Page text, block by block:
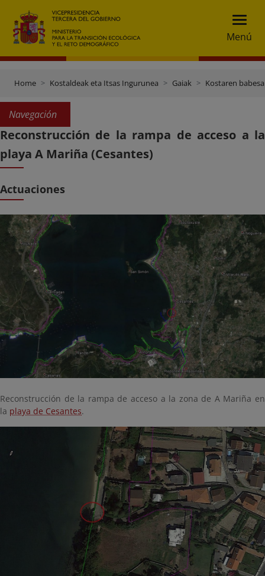
Menú
Home Kostaldeak eta Itsas Ingurunea Gaiak Kostaren babesa
Navegación
Reconstrucción de la rampa de acceso a la
playa A Mariña (Cesantes)
Actuaciones
Reconstrucción de la rampa de acceso a la zona de A Mariña en
la playa de Cesantes.